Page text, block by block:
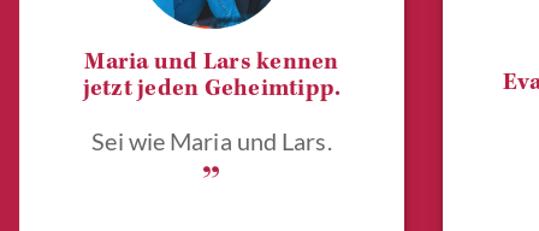
Maria und Lars kennen
jetzt jeden Geheimtipp.
Sei wie Maria und Lars.
„